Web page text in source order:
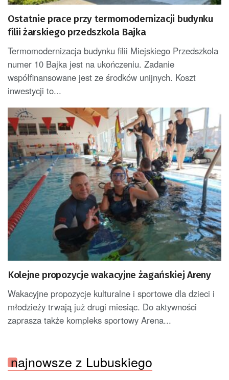
Ostatnie prace przy termomodernizacji budynku
filii żarskiego przedszkola Bajka
Termomodernizacja budynku filii Miejskiego Przedszkola
numer 10 Bajka jest na ukończeniu. Zadanie
współfinansowane jest ze środków unijnych. Koszt
inwestycji to...
Kolejne propozycje wakacyjne żagańskiej Areny
Wakacyjne propozycje kulturalne i sportowe dla dzieci i
młodzieży trwają już drugi miesiąc. Do aktywności
zaprasza także kompleks sportowy Arena...
najnowsze z Lubuskiego